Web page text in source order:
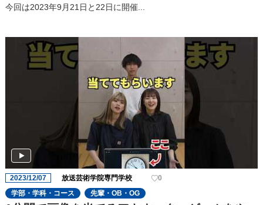
今回は2023年9⽉21⽇と22⽇に開催...
2023/12/07 放送芸術学院専門学校
0
学部・学科・コース
先輩・OB・OG